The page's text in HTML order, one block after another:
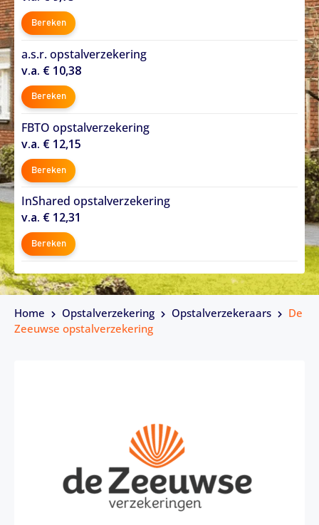
Bereken
a.s.r. opstalverzekering
v.a. € 10,38
Bereken
FBTO opstalverzekering
v.a. € 12,15
Bereken
InShared opstalverzekering
v.a. € 12,31
Bereken
Home Opstalverzekering Opstalverzekeraars
De
Zeeuwse opstalverzekering